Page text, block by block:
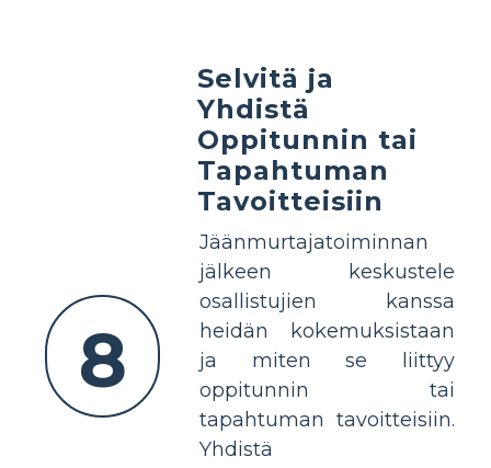
8
Selvitä ja
Yhdistä
Oppitunnin tai
Tapahtuman
Tavoitteisiin
Jäänmurtajatoiminnan
jälkeen keskustele
osallistujien kanssa
heidän kokemuksistaan
ja miten se liittyy
oppitunnin tai
tapahtuman tavoitteisiin.
Yhdistä